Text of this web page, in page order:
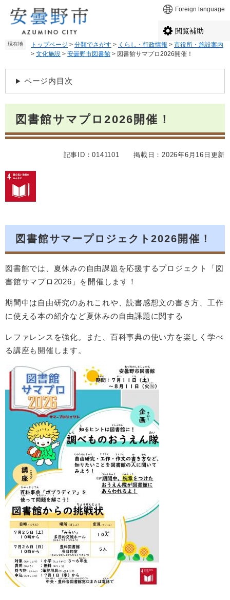
で
。
ば
て
本
Foreign language
閲覧補助
現在地 トップページ > 分類でさがす > くらし・行政情報 > 市役所・施設案内
> 文化施設 > 安曇野市図書館 > 図書館サマプロ2026開催！
ページ内目次
図書館サマプロ2026開催！
記事ID：0141101 掲載日：2026年6月16日更新
図書館サマープロジェクト2026開催！
図書館では、夏休みの自由課題を応援するプロジェクト「図
書館サマプロ2026」を開催します！
期間中は自由研究のあれこれや、読書感想文の書き方、工作
に使える本の紹介など夏休みの自由課題に関する
レファレンスを強化。また、百科事典の使い方を楽しく学べ
る講座も開催します。